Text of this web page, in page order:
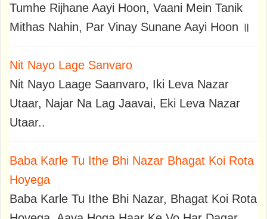
Tumhe Rijhane Aayi Hoon, Vaani Mein Tanik
Mithas Nahin, Par Vinay Sunane Aayi Hoon ॥
Nit Nayo Lage Sanvaro
Nit Nayo Laage Saanvaro, Iki Leva Nazar
Utaar, Najar Na Lag Jaavai, Eki Leva Nazar
Utaar..
Baba Karle Tu Ithe Bhi Nazar Bhagat Koi Rota
Hoyega
Baba Karle Tu Ithe Bhi Nazar, Bhagat Koi Rota